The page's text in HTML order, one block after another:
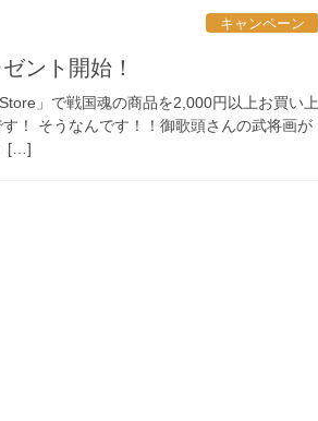
キャンペーン
ント開始！
」で戦国魂の商品を2,000円以上お買い上
！ そうなんです！！御歌頭さんの武将画が
[…]